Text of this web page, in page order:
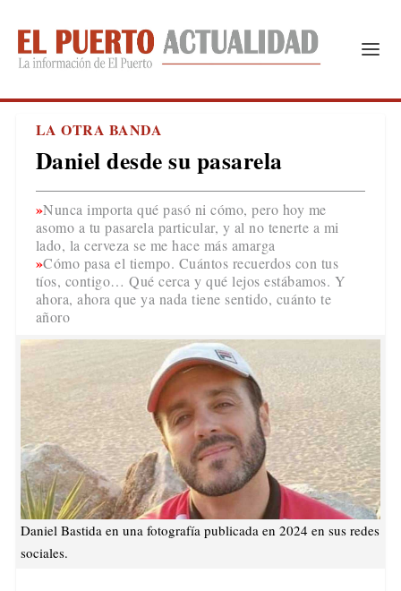
LA OTRA BANDA
Daniel desde su pasarela
Nunca importa qué pasó ni cómo, pero hoy me
asomo a tu pasarela particular, y al no tenerte a mi
lado, la cerveza se me hace más amarga
Cómo pasa el tiempo. Cuántos recuerdos con tus
tíos, contigo… Qué cerca y qué lejos estábamos. Y
ahora, ahora que ya nada tiene sentido, cuánto te
añoro
Daniel Bastida en una fotografía publicada en 2024 en sus redes
sociales.